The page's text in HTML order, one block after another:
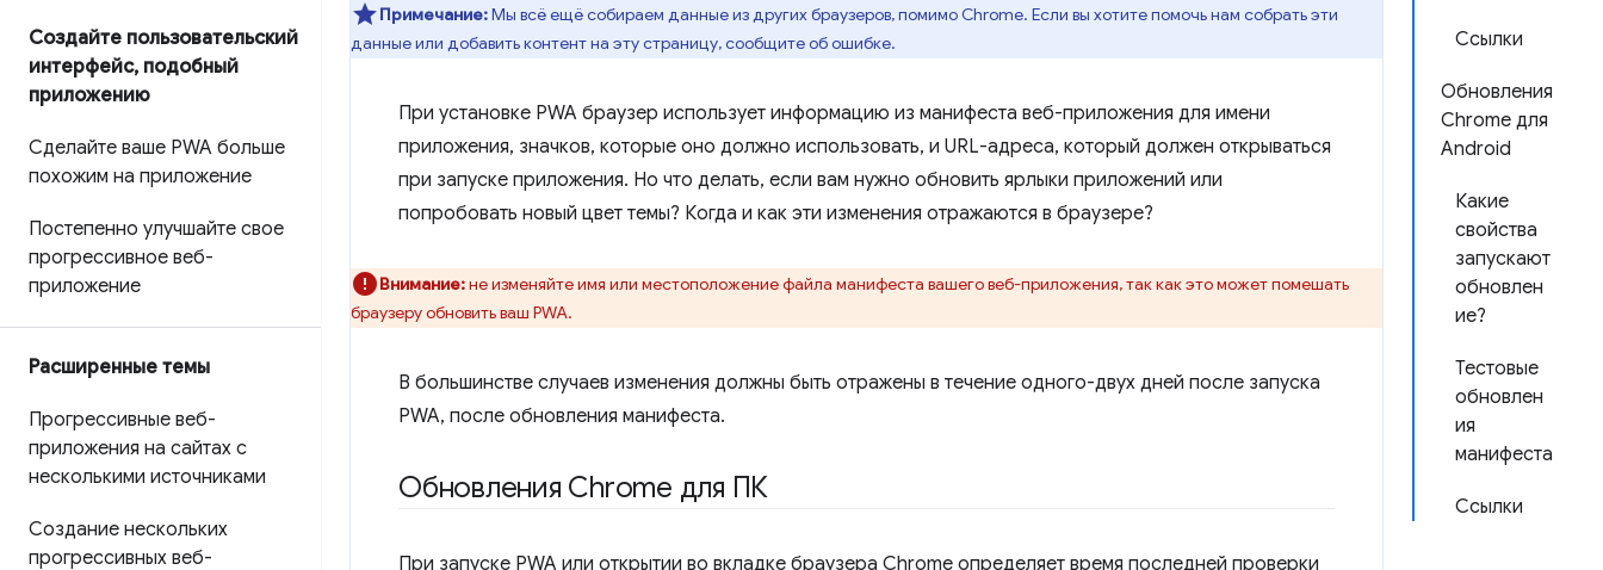
Создайте пользовательский
интерфейс, подобный
приложению
Сделайте ваше PWA больше
похожим на приложение
Постепенно улучшайте свое
прогрессивное веб-
приложение
Расширенные темы
Прогрессивные веб-
приложения на сайтах с
несколькими источниками
Создание нескольких
прогрессивных веб-
Ссылки
Обновления
Chrome для
Android
Какие
свойства
запускают
обновлен
ие?
Тестовые
обновлен
ия
манифеста
Ссылки
Примечание:Мы всё ещё собираем данные из других браузеров, помимо Chrome. Если вы хотите помочь нам собрать эти
данные или добавить контент на эту страницу, сообщите об ошибке.
При установке PWA браузер использует информацию из манифеста веб-приложения для имени
приложения, значков, которые оно должно использовать, и URL-адреса, который должен открываться
при запуске приложения. Но что делать, если вам нужно обновить ярлыки приложений или
попробовать новый цвет темы? Когда и как эти изменения отражаются в браузере?
Внимание:не изменяйте имя или местоположение файла манифеста вашего веб-приложения, так как это может помешать
браузеру обновить ваш PWA.
В большинстве случаев изменения должны быть отражены в течение одного-двух дней после запуска
PWA, после обновления манифеста.
Обновления Chrome для ПК
При запуске PWA или открытии во вкладке браузера Chrome определяет время последней проверки